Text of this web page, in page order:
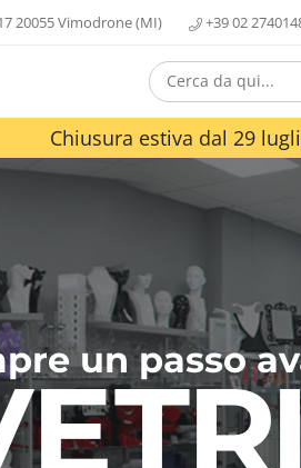
20055 Vimodrone (MI) +39 02
Chiusura estiva dal 29